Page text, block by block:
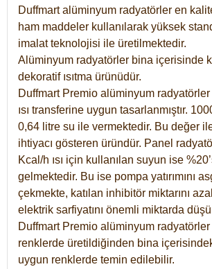
Duffmart alüminyum radyatörler en
ham maddeler kullanılarak yüksek
imalat teknolojisi ile üretilmektedir.
Alüminyum radyatörler bina içerisinde
dekoratif ısıtma ürünüdür.
Duffmart Premio alüminyum
ısı transferine uygun tasarlanmıştır.
0,64 litre su ile vermektedir. Bu değer
ihtiyacı gösteren üründür. Panel
Kcal/h ısı için kullanılan suyun ise
gelmektedir. Bu ise pompa yatırımını
çekmekte, katılan inhibitör miktarını
elektrik sarfiyatını önemli miktarda
Duffmart Premio alüminyum
renklerde üretildiğinden bina
uygun renklerde temin edilebilir.